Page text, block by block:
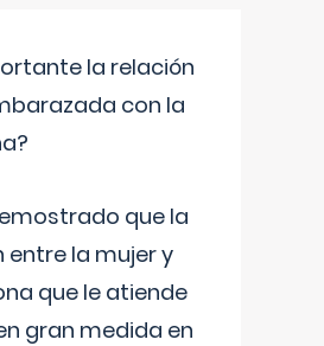
la relación
con la
que la
entre la mujer y
que le atiende
gran medida en